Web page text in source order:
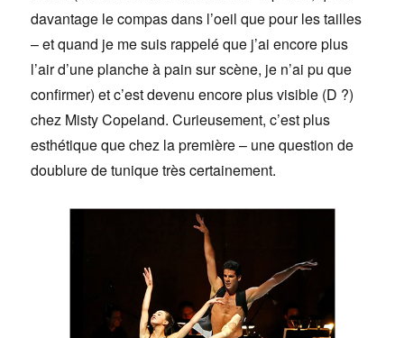
davantage le compas dans l’oeil que pour les tailles
– et quand je me suis rappelé que j’ai encore plus
l’air d’une planche à pain sur scène, je n’ai pu que
confirmer) et c’est devenu encore plus visible (D ?)
chez Misty Copeland. Curieusement, c’est plus
esthétique que chez la première – une question de
doublure de tunique très certainement.